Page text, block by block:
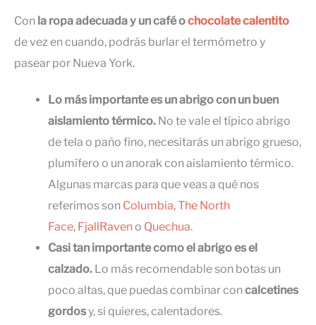
Con la ropa adecuada y un café ochocolate calentito
de vez en cuando, podrás burlar el termómetro y
pasear por Nueva York.
Lo más importante es un abrigo con un buen
aislamiento térmico. No te vale el típico abrigo
de tela o paño fino, necesitarás un abrigo grueso,
plumífero o un anorak con aislamiento térmico.
Algunas marcas para que veas a qué nos
referimos son Columbia,The North
Face, FjallRaveno Quechua.
Casi tan importante como el abrigo es el
calzado. Lo más recomendable son botas un
poco altas, que puedas combinar concalcetines
gordosy, si quieres, calentadores.